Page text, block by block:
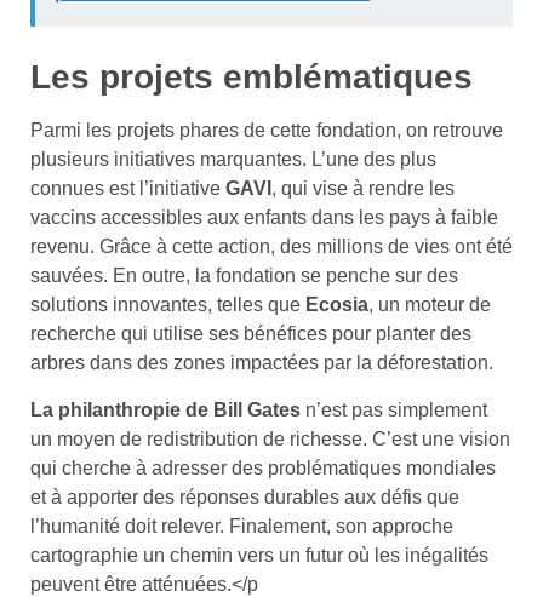
Les projets emblématiques
Parmi les projets phares de cette fondation, on retrouve
plusieurs initiatives marquantes. L’une des plus
connues est l’initiative GAVI , qui vise à rendre les
vaccins accessibles aux enfants dans les pays à faible
revenu. Grâce à cette action, des millions de vies ont été
sauvées. En outre, la fondation se penche sur des
solutions innovantes, telles que Ecosia, un moteur de
recherche qui utilise ses bénéfices pour planter des
arbres dans des zones impactées par la déforestation.
La philanthropie de Bill Gates n’est pas simplement
un moyen de redistribution de richesse. C’est une vision
qui cherche à adresser des problématiques mondiales
et à apporter des réponses durables aux défis que
l’humanité doit relever. Finalement, son approche
cartographie un chemin vers un futur où les inégalités
peuvent être atténuées.</p